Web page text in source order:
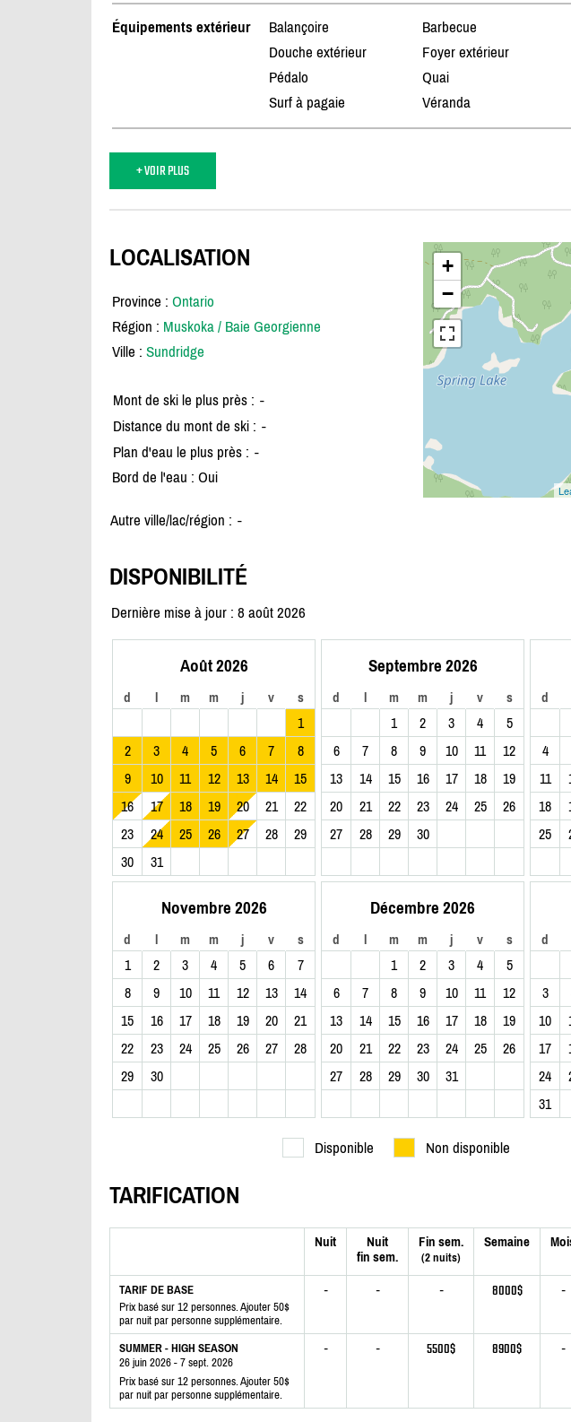
Équipements extérieur Balançoire Barbecue
Douche extérieur
Foyer extérieur
Pédalo
Quai
Surf à pagaie
Véranda
+ VOIR PLUS
+
−
LOCALISATION
Province : Ontario
Région : Muskoka / Baie Georgienne
Ville : Sundridge
Mont de ski le plus près : -
Distance du mont de ski : -
Plan d'eau le plus près : -
Bord de l'eau : Oui
Autre ville/lac/région : -
DISPONIBILITÉ
Dernière mise à jour : 8 août 2026
Août 2026
d l m m j v s
1
2
3 4 5 6 7
8
9
10 11 12 13 14
15
16
17 18 19 20 21
22
23
24 25 26 27 28
29
30
31
Septembre 2026
d l m m j v s
1 2 3 4
5
6
7 8 9 10 11
12
13
14 15 16 17 18
19
20
21 22 23 24 25
26
27
28 29 30
d
4
11
18
25
Novembre 2026
d l m m j v s
1 2 3 4 5 6
7
8
9 10 11 12 13
14
15
16 17 18 19 20
21
22
23 24 25 26 27
28
29
30
Décembre 2026
d l m m j v s
1 2 3 4
5
6
7 8 9 10 11
12
13
14 15 16 17 18
19
20
21 22 23 24 25
26
27
28 29 30 31
d
3
10
17
24
31
Disponible Non disponible
TARIFICATION
Nuit
Nuit
fin sem.
Fin sem.
(2 nuits)
Semaine
TARIF DE BASE
Prix basé sur 12 personnes. Ajouter 50$
par nuit par personne supplémentaire.
- - - 8000$ -
SUMMER - HIGH SEASON
26 juin 2026 - 7 sept. 2026
Prix basé sur 12 personnes. Ajouter 50$
par nuit par personne supplémentaire.
- - 5500$ 8900$ -